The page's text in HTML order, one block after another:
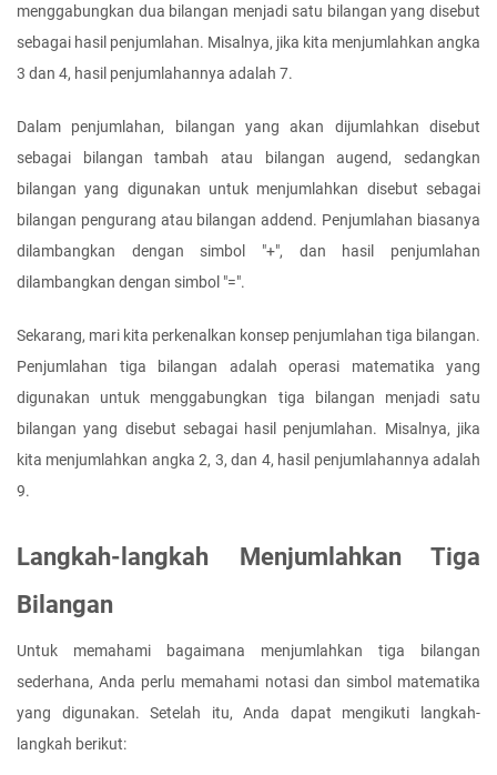
menggabungkan dua bilangan menjadi satu bilangan yang disebut
sebagai hasil penjumlahan. Misalnya, jika kita menjumlahkan angka
3 dan 4, hasil penjumlahannya adalah 7.
Dalam penjumlahan, bilangan yang akan dijumlahkan disebut
sebagai bilangan tambah atau bilangan augend, sedangkan
bilangan yang digunakan untuk menjumlahkan disebut sebagai
bilangan pengurang atau bilangan addend. Penjumlahan biasanya
dilambangkan dengan simbol "+", dan hasil penjumlahan
dilambangkan dengan simbol "=".
Sekarang, mari kita perkenalkan konsep penjumlahan tiga bilangan.
Penjumlahan tiga bilangan adalah operasi matematika yang
digunakan untuk menggabungkan tiga bilangan menjadi satu
bilangan yang disebut sebagai hasil penjumlahan. Misalnya, jika
kita menjumlahkan angka 2, 3, dan 4, hasil penjumlahannya adalah
9.
Langkah-langkah Menjumlahkan Tiga
Bilangan
Untuk memahami bagaimana menjumlahkan tiga bilangan
sederhana, Anda perlu memahami notasi dan simbol matematika
yang digunakan. Setelah itu, Anda dapat mengikuti langkah-
langkah berikut: